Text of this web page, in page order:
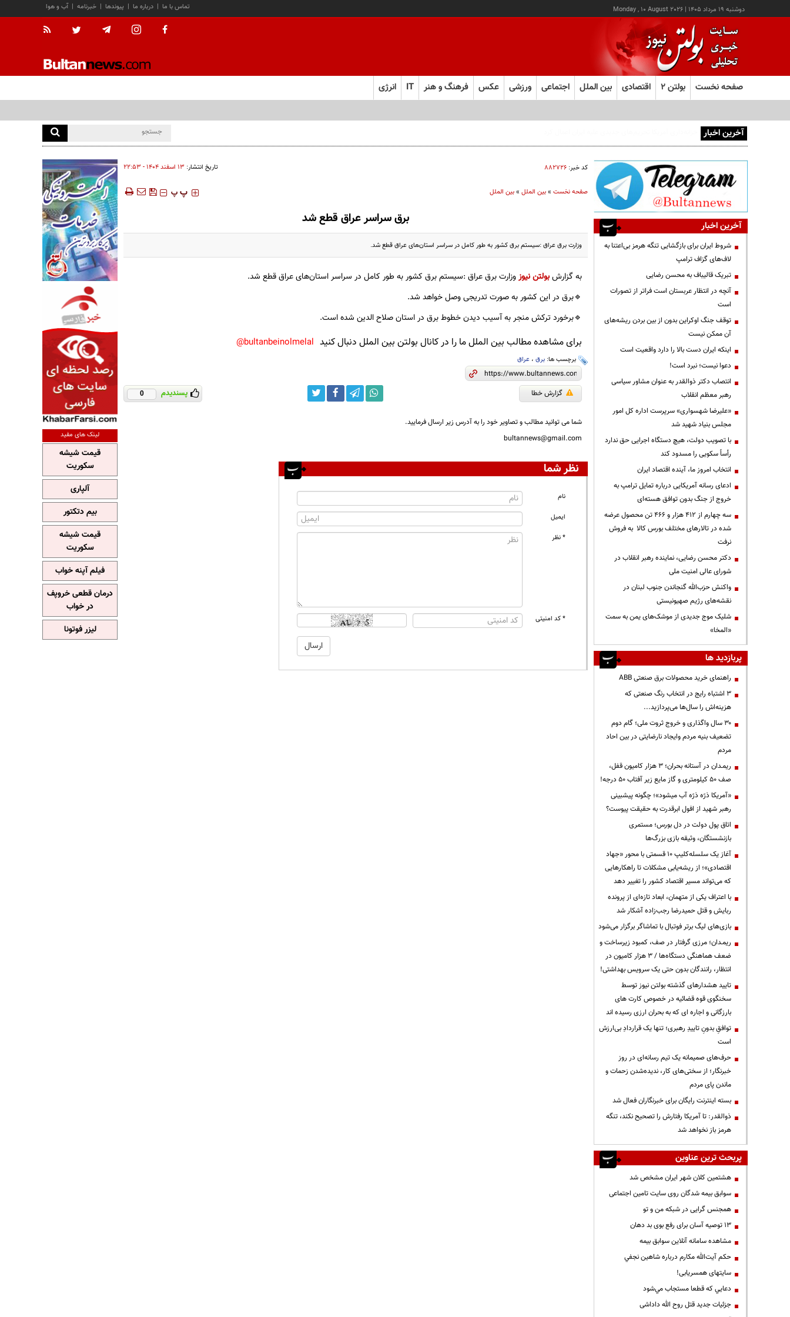
دوشنبه ۱۹ مرداد ۱۴۰۵ |
Monday , 10 August 2026 آب و هوا | خبرنامه | پیوندها | درباره ما | تماس با ما
صفحه نخست بولتن ۲ اقتصادی بین الملل اجتماعی ورزشی عکس فرهنگ و هنر IT انرژی
آخرین اخبار
کد خبر: ۸۸۲۷۲۶ تاریخ انتشار: ۱۳ اسفند ۱۴۰۴ - ۲۲:۵۳
صفحه نخست»بین الملل»بین الملل ‍‍‍ پ پ
برق سراسر عراق قطع شد
وزارت برق عراق :سیستم برق کشور به طور کامل در سراسر استان‌های عراق قطع شد.
به گزارشبولتن نیوزوزارت برق عراق :سیستم برق کشور به طور کامل در سراسر استان‌های عراق قطع شد.
🔹️برق در این کشور به صورت تدریجی وصل خواهد شد.
🔹️برخورد ترکش منجر به آسیب دیدن خطوط برق در استان صلاح الدین شده است.
برای مشاهده مطالب بین الملل ما را در کانال بولتن بین الملل دنبال کنید bultanbeinolmelal@
برچسب ها: برق، عراق
گزارش خطا پسندیدم 0
شما می توانید مطالب و تصاویر خود را به آدرس زیر ارسال فرمایید.
bultannews@gmail.com
نظر شما
نام
ایمیل
* نظر
* کد امنیتی
آخرین اخبار
شروط ایران برای بازگشایی تنگه هرمز بی‌اعتنا به
لاف‌های گزاف ترامپ
تبریک قالیباف به محسن رضایی
آنچه در انتظار عربستان است فراتر از تصورات
است
توقف جنگ اوکراین بدون از بین بردن ریشه‌های
آن ممکن نیست
اینکه ایران دست بالا را دارد واقعیت است
دعوا نیست؛ نبرد است!
انتصاب دکتر ذوالقدر به عنوان مشاور سیاسی
رهبر معظم انقلاب
«علیرضا شهسواری» سرپرست اداره کل امور
مجلس بنیاد شهید شد
با تصویب دولت، هیچ دستگاه اجرایی حق ندارد
رأساً سکویی را مسدود کند
انتخاب امروز ما، آینده اقتصاد ایران
ادعای رسانه آمریکایی درباره تمایل ترامپ به
خروج از جنگ بدون توافق هسته‌ای
سه چهارم از ۴۱۲ هزار و ۴۶۶ تن محصول عرضه
شده در تالارهای مختلف بورس کالا به فروش
نرفت
دکتر محسن رضایی، نماینده رهبر انقلاب در
شورای عالی امنیت ملی
واکنش حزب‌الله گنجاندن جنوب لبنان در
نقشه‌های رژیم صهیونیستی
شلیک موج جدیدی از موشک‌های یمن به سمت
«المخا»
پربازدید ها
راهنمای خرید محصولات برق صنعتی ABB
3 اشتباه رایج در انتخاب رنگ صنعتی که
هزینه‌اش را سال‌ها می‌پردازید...
۳۰ سال واگذاری و خروج ثروت ملی؛ گام دوم
تضعیف بنیه مردم وایجاد نارضایتی در بین احاد
مردم
ریمـدان در آستانه بحران؛ ۳ هزار کامیون قفل،
صف ۵۰ کیلومتری و گاز مایع زیر آفتاب ۵۰ درجه!
«آمریکا ذرّه ذرّه آب میشود»؛ چگونه پیشبینی
رهبر شهید از افول ابرقدرت به حقیقت پیوست؟
اتاق پول دولت در دل بورس؛ مستمری
بازنشستگان، وثیقه بازی بزرگ‌ها
آغاز یک سلسله‌کلیپ ۱۰ قسمتی با محور «جهاد
اقتصادی»؛ از ریشه‌یابی مشکلات تا راهکارهایی
که می‌تواند مسیر اقتصاد کشور را تغییر دهد
با اعتراف یکی از متهمان، ابعاد تازه‌ای از پرونده
ربایش و قتل حمیدرضا رجب‌زاده آشکار شد
بازی‌های لیگ برتر فوتبال با تماشاگر برگزار می‌شود
ریمـدان؛ مرزی گرفتار در صف، کمبود زیرساخت و
ضعف هماهنگی دستگاه‌ها / ۳ هزار کامیون در
انتظار، رانندگان بدون حتی یک سرویس بهداشتی!
تایید هشدارهای گذشته بولتن نیوز توسط
سخنگوی قوه قضائیه در خصوص کارت های
بارزگانی و اجاره ای که به بحران ارزی رسیده اند
توافقِ بدونِ تاییدِ رهبری؛ تنها یک قراردادِ بی‌ارزش
است
حرف‌های صمیمانه یک تیم رسانه‌ای در روز
خبرنگار؛ از سختی‌های کار، ندیده‌شدن زحمات و
ماندن پای مردم
بسته اینترنت رایگان برای خبرنگاران فعال شد
ذوالقدر: تا آمریکا رفتارش را تصحیح نکند، تنگه
هرمز باز نخواهد شد
پربحث ترین عناوین
هشتمین کلان شهر ایران مشخص شد
سوابق بیمه شدگان روی سایت تامین اجتماعی
همجنس گرایی در شبکه من و تو
13 توصیه آسان برای رفع بوی بد دهان
مشاهده سامانه آنلاين سوابق بیمه
حكم آيت‌الله مكارم درباره شاهين نجفي
سایتهای همسریابی!
دعايي كه قطعا مستجاب مي‌شود
جزئیات جدید قتل روح الله داداشی
لینک های مفید
قیمت شیشه
سکوریت
آلپاری
بیم دتکتور
قیمت شیشه
سکوریت
فیلم آپنه خواب
درمان قطعی خروپف
در خواب
لیزر فوتونا